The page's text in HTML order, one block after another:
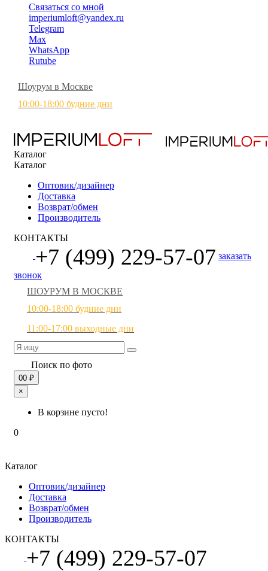
Связаться со мной
imperiumloft@yandex.ru
Telegram
Max
WhatsApp
Rutube
Шоурум в Москве
10:00-18:00 будние дни
Каталог
Каталог
Оптовик/дизайнер
Доставка
Возврат/обмен
Производитель
КОНТАКТЫ
+7 (499) 229-57-07 заказать
звонок
ШОУРУМ В МОСКВЕ
10:00-18:00 будние дни
11:00-17:00 выходные дни
Поиск по фото
00 ₽
×
В корзине пусто!
0
Каталог
Оптовик/дизайнер
Доставка
Возврат/обмен
Производитель
КОНТАКТЫ
+7 (499) 229-57-07